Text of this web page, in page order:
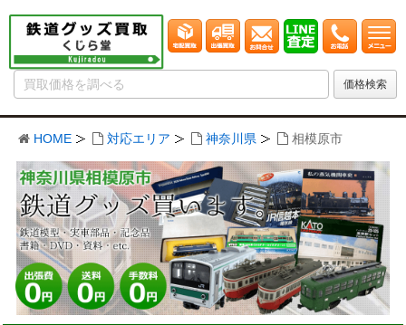
HOME 対応エリア 神奈川県 相模原市